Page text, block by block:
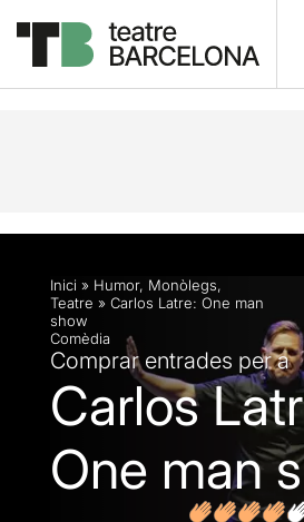
Descripció Fitxa artística
Inici » Humor, Monòlegs,
Teatre » Carlos Latre: One man
show
Comèdia
Comprar entrades per a
Carlos
One man